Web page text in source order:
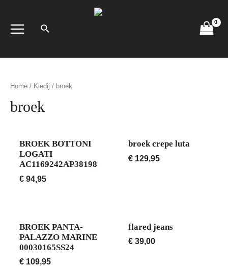
MAIN
MENU
Home / Kledij / broek
broek
BROEK BOTTONI
LOGATI
AC1169242AP38198
€94,95
broek crepe luta
€129,95
BROEK PANTA-
PALAZZO MARINE
00030165SS24
€109,95
flared jeans
€39,00